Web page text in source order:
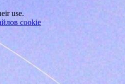
use.
cookie